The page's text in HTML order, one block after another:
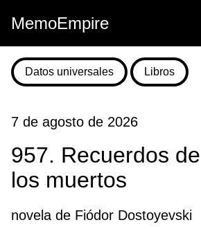
MemoEmpire
Datos universales Libros
7 de agosto de 2026
957. Recuerdos
los muertos
novela de Fiódor Dostoyevski